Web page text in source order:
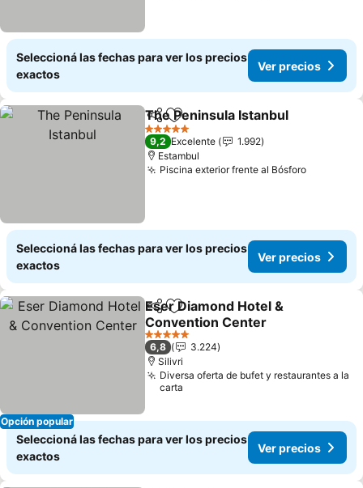
Seleccioná las fechas para ver los precios
exactos
Ver precios
Compartir
Añadir a favoritos
The Peninsula Istanbul
5 Estrellas
9,2 Excelente
1.992
Estambul
Piscina exterior frente al Bósforo
Seleccioná las fechas para ver los precios
exactos
Ver precios
Opción popular
CompartirAñadir a favoritos
Eser Diamond Hotel &
Convention Center
5 Estrellas
6,8
3.224
Silivri
Diversa oferta de bufet y restaurantes a la
carta
Seleccioná las fechas para ver los precios
exactos
Ver precios